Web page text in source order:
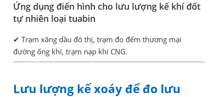
Ứng dụng điển hình cho lưu lượng kế khí đốt
tự nhiên loại tuabin
✔ Trạm xăng dầu đô thị, trạm đo đếm thương mại
đường ống khí, trạm nạp khí CNG.
Lưu lượng kế xoáy để đo lưu